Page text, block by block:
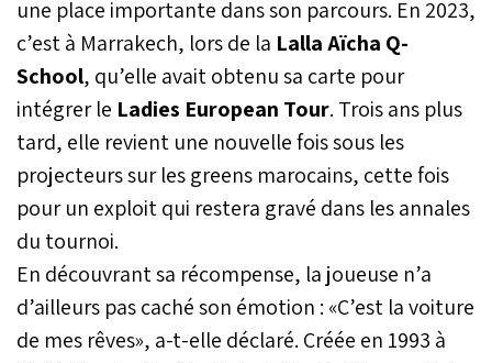
une place importante dans son parcours. En 2023,
c’est à Marrakech, lors de la Lalla Aïcha Q-
School, qu’elle avait obtenu sa carte pour
intégrer le Ladies European Tour. Trois ans plus
tard, elle revient une nouvelle fois sous les
projecteurs sur les greens marocains, cette fois
pour un exploit qui restera gravé dans les annales
du tournoi.
En découvrant sa récompense, la joueuse n’a
d’ailleurs pas caché son émotion : «C’est la voiture
de mes rêves», a-t-elle déclaré. Créée en 1993 à